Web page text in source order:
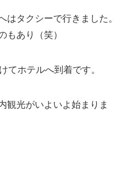
はタクシーで行きました。
もあり（笑）
てホテルへ到着です。
観光がいよいよ始まりま